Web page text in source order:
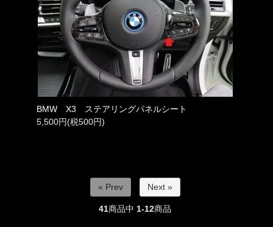
BMW X3 ステアリングパネルシート
5,500円(税500円)
« Prev Next »
41商品中 1-12商品